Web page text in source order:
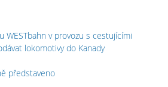
WESTbahn v provozu s cestujícími
lokomotivy do Kanady
představeno